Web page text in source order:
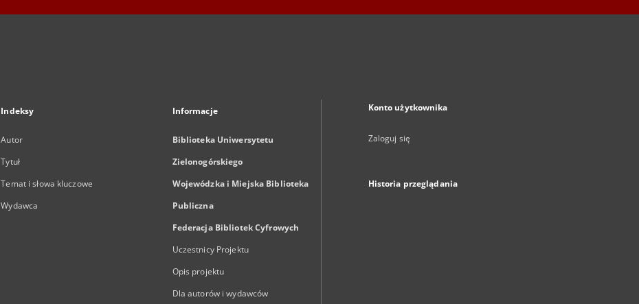
Indeksy
Autor
Tytuł
Temat i słowa kluczowe
Wydawca
Informacje
Biblioteka Uniwersytetu
Zielonogórskiego
Wojewódzka i Miejska Biblioteka
Publiczna
Federacja Bibliotek Cyfrowych
Uczestnicy Projektu
Opis projektu
Dla autorów i wydawców
Konto użytkownika
Zaloguj się
Historia przeglądania